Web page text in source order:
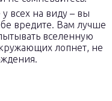
всех на виду – вы
вредите. Вам лучше
вселенную
лопнет, не